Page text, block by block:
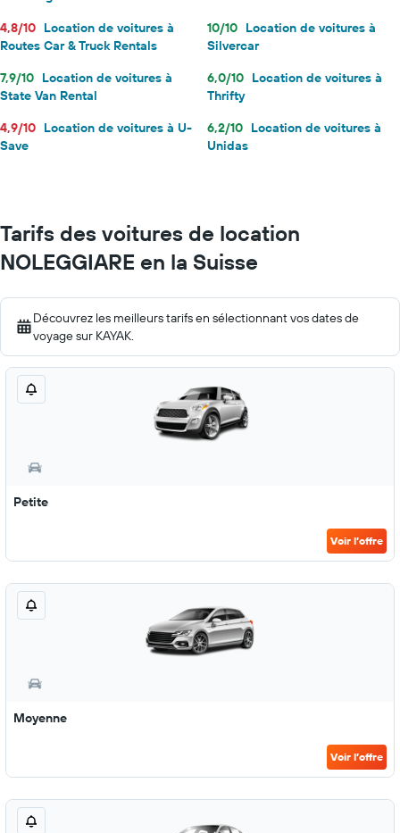
4,8/10 Location de voitures à
Routes Car & Truck Rentals
10/10 Location de voitures à
Silvercar
7,9/10 Location de voitures à
State Van Rental
6,0/10 Location de voitures à
Thrifty
4,9/10 Location de voitures à U-
Save
6,2/10 Location de voitures à
Unidas
Tarifs des voitures de location
NOLEGGIARE en la Suisse
Découvrez les meilleurs tarifs en sélectionnant vos dates de
voyage sur KAYAK.
Petite
Voir l’offre
Moyenne
Voir l’offre